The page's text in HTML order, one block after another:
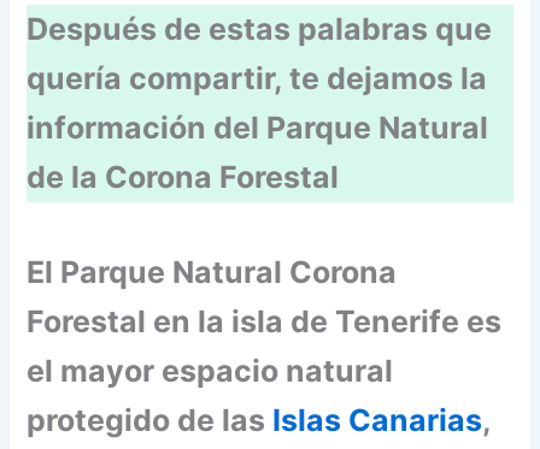
Después de estas palabras que
quería compartir, te dejamos la
información del Parque Natural
de la Corona Forestal
El Parque Natural Corona
Forestal en la isla de Tenerife es
el mayor espacio natural
protegido de las Islas Canarias,